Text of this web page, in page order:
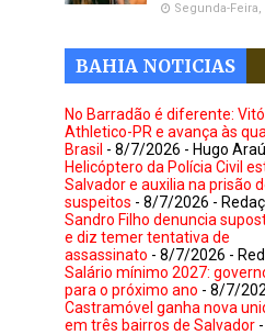
Segunda-
BAHIA NOTICIAS
No Barradão é diferente:
Athletico-PR e avança às
Brasil - 8/7/2026 - Hugo
Helicóptero da Polícia Civil
Salvador e auxilia na prisão
suspeitos - 8/7/2026 -
Sandro Filho denuncia
e diz temer tentativa de
assassinato - 8/7/2026 -
Salário mínimo 2027:
para o próximo ano - 8/7/
Castramóvel ganha nova
em três bairros de Salvador